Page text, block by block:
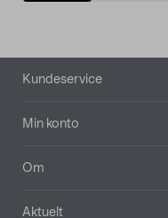
Bunntekst
Kundeservice
Min konto
Om
Aktuelt